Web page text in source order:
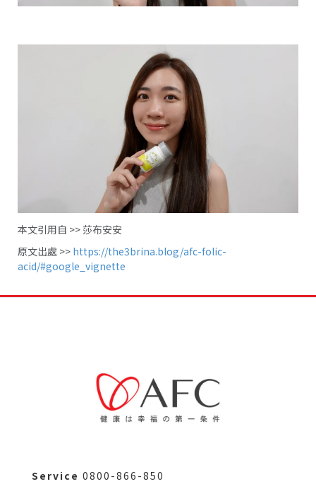
本文引用自 >>莎布安安
原文出處 >> https://the3brina.blog/afc-folic-
acid/#google_vignette
Service 0800-866-850